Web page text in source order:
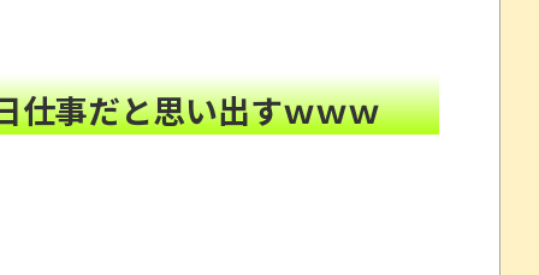
」 ←何でこの主張が通らないの？NEW!
門店の豚汁に不満を感じることがある「この工程は
そう…会社滅茶苦茶やろなぁ」
oﾟ)
仕事だと思い出すｗｗｗ